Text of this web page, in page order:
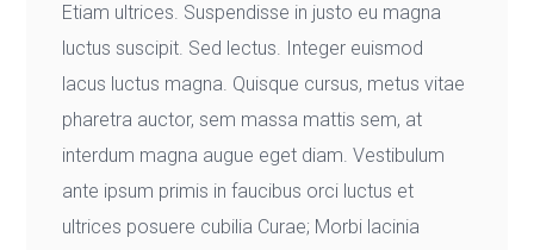
Etiam ultrices. Suspendisse in justo eu magna
luctus suscipit. Sed lectus. Integer euismod
lacus luctus magna. Quisque cursus, metus vitae
pharetra auctor, sem massa mattis sem, at
interdum magna augue eget diam. Vestibulum
ante ipsum primis in faucibus orci luctus et
ultrices posuere cubilia Curae; Morbi lacinia